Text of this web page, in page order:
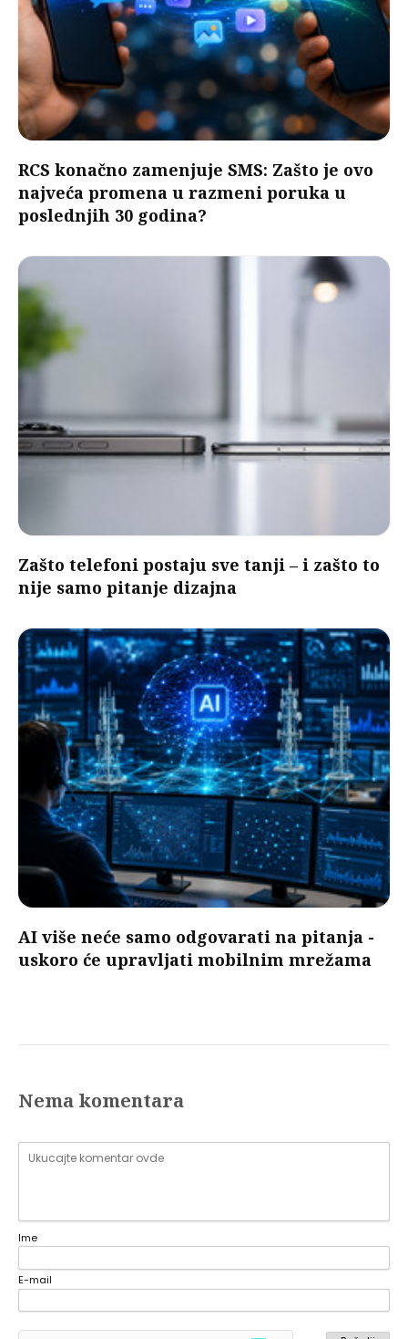
RCS konačno zamenjuje SMS: Zašto je ovo
najveća promena u razmeni poruka u
poslednjih 30 godina?
Zašto telefoni postaju sve tanji – i zašto to
nije samo pitanje dizajna
AI više neće samo odgovarati na pitanja -
uskoro će upravljati mobilnim mrežama
Nema komentara
Ime
E-mail